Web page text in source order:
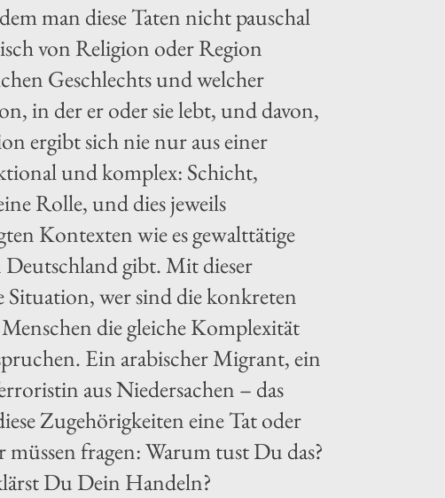
man diese Taten nicht pauschal
von Religion oder Region
Geschlechts und welcher
in der er oder sie lebt, und davon,
ergibt sich nie nur aus einer
und komplex: Schicht,
Rolle, und dies jeweils
Kontexten wie es gewalttätige
gibt. Mit dieser
Situation, wer sind die konkreten
die gleiche Komplexität
Ein arabischer Migrant, ein
aus Niedersachen – das
Zugehörigkeiten eine Tat oder
fragen: Warum tust Du das?
Du Dein Handeln?